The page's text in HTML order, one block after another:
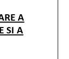
A
SI A